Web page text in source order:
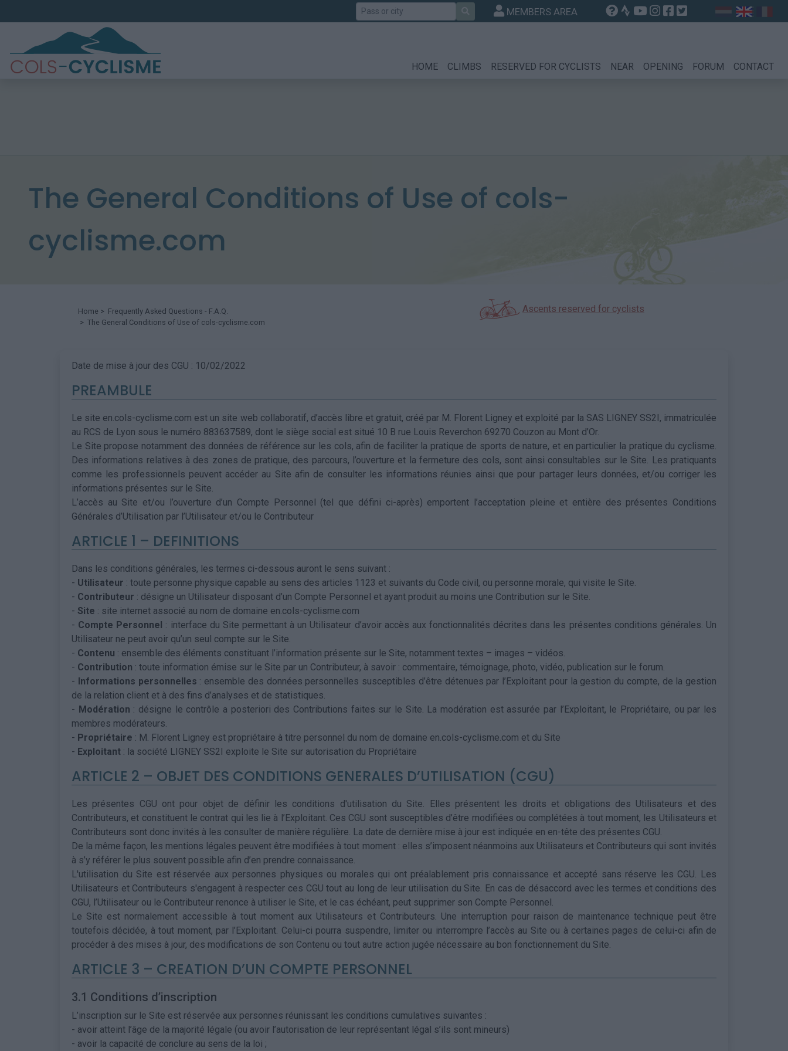
Search MEMBERS AREA
HOME CLIMBS RESERVED FOR CYCLISTS NEAR OPENING FORUM CONTACT
The General Conditions of Use of cols-
cyclisme.com
Home > Frequently Asked Questions - F.A.Q.
> The General Conditions of Use of cols-cyclisme.com
Ascents reserved for cyclists
Date de mise à jour des CGU : 10/02/2022
PREAMBULE
Le site en.cols-cyclisme.com est un site web collaboratif, d’accès libre et gratuit, créé par M. Florent Ligney et exploité par la SAS LIGNEY SS2I, immatriculée
au RCS de Lyon sous le numéro 883637589, dont le siège social est situé 10 B rue Louis Reverchon 69270 Couzon au Mont d’Or.
Le Site propose notamment des données de référence sur les cols, afin de faciliter la pratique de sports de nature, et en particulier la pratique du cyclisme.
Des informations relatives à des zones de pratique, des parcours, l’ouverture et la fermeture des cols, sont ainsi consultables sur le Site. Les pratiquants
comme les professionnels peuvent accéder au Site afin de consulter les informations réunies ainsi que pour partager leurs données, et/ou corriger les
informations présentes sur le Site.
L’accès au Site et/ou l’ouverture d’un Compte Personnel (tel que défini ci-après) emportent l’acceptation pleine et entière des présentes Conditions
Générales d’Utilisation par l’Utilisateur et/ou le Contributeur
ARTICLE 1 – DEFINITIONS
Dans les conditions générales, les termes ci-dessous auront le sens suivant :
- Utilisateur : toute personne physique capable au sens des articles 1123 et suivants du Code civil, ou personne morale, qui visite le Site.
- Contributeur : désigne un Utilisateur disposant d’un Compte Personnel et ayant produit au moins une Contribution sur le Site.
- Site : site internet associé au nom de domaine en.cols-cyclisme.com
- Compte Personnel : interface du Site permettant à un Utilisateur d’avoir accès aux fonctionnalités décrites dans les présentes conditions générales. Un
Utilisateur ne peut avoir qu’un seul compte sur le Site.
- Contenu : ensemble des éléments constituant l’information présente sur le Site, notamment textes – images – vidéos.
- Contribution : toute information émise sur le Site par un Contributeur, à savoir : commentaire, témoignage, photo, vidéo, publication sur le forum.
- Informations personnelles : ensemble des données personnelles susceptibles d’être détenues par l’Exploitant pour la gestion du compte, de la gestion
de la relation client et à des fins d’analyses et de statistiques.
- Modération : désigne le contrôle a posteriori des Contributions faites sur le Site. La modération est assurée par l’Exploitant, le Propriétaire, ou par les
membres modérateurs.
- Propriétaire : M. Florent Ligney est propriétaire à titre personnel du nom de domaine en.cols-cyclisme.com et du Site
- Exploitant : la société LIGNEY SS2I exploite le Site sur autorisation du Propriétaire
ARTICLE 2 – OBJET DES CONDITIONS GENERALES D’UTILISATION (CGU)
Les présentes CGU ont pour objet de définir les conditions d'utilisation du Site. Elles présentent les droits et obligations des Utilisateurs et des
Contributeurs, et constituent le contrat qui les lie à l’Exploitant. Ces CGU sont susceptibles d’être modifiées ou complétées à tout moment, les Utilisateurs et
Contributeurs sont donc invités à les consulter de manière régulière. La date de dernière mise à jour est indiquée en en-tête des présentes CGU.
De la même façon, les mentions légales peuvent être modifiées à tout moment : elles s’imposent néanmoins aux Utilisateurs et Contributeurs qui sont invités
à s’y référer le plus souvent possible afin d’en prendre connaissance.
L'utilisation du Site est réservée aux personnes physiques ou morales qui ont préalablement pris connaissance et accepté sans réserve les CGU. Les
Utilisateurs et Contributeurs s'engagent à respecter ces CGU tout au long de leur utilisation du Site. En cas de désaccord avec les termes et conditions des
CGU, l’Utilisateur ou le Contributeur renonce à utiliser le Site, et le cas échéant, peut supprimer son Compte Personnel.
Le Site est normalement accessible à tout moment aux Utilisateurs et Contributeurs. Une interruption pour raison de maintenance technique peut être
toutefois décidée, à tout moment, par l’Exploitant. Celui-ci pourra suspendre, limiter ou interrompre l’accès au Site ou à certaines pages de celui-ci afin de
procéder à des mises à jour, des modifications de son Contenu ou tout autre action jugée nécessaire au bon fonctionnement du Site.
ARTICLE 3 – CREATION D’UN COMPTE PERSONNEL
3.1 Conditions d’inscription
L’inscription sur le Site est réservée aux personnes réunissant les conditions cumulatives suivantes :
- avoir atteint l’âge de la majorité légale (ou avoir l’autorisation de leur représentant légal s’ils sont mineurs)
- avoir la capacité de conclure au sens de la loi ;